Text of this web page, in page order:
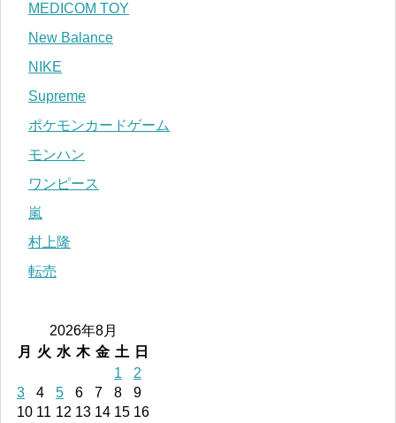
MEDICOM TOY
New Balance
NIKE
Supreme
ポケモンカードゲーム
モンハン
ワンピース
嵐
村上隆
転売
2026年8月
月
火 水 木 金 土
日
1
2
3
4 5 6 7 8
9
10 11 12 13 14 15 16